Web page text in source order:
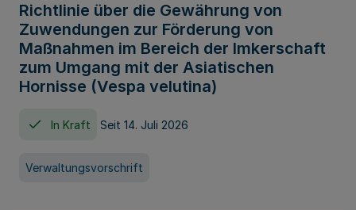
Richtlinie über die Gewährung von
Zuwendungen zur Förderung von
Maßnahmen im Bereich der Imkerschaft
zum Umgang mit der Asiatischen
Hornisse (Vespa velutina)
In Kraft Seit 14. Juli 2026
Verwaltungsvorschrift